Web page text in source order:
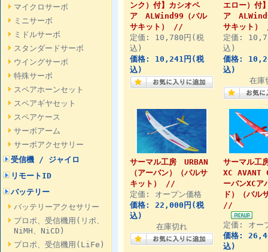
マイクロサーボ
ミニサーボ
ミドルサーボ
スタンダードサーボ
ウイングサーボ
特殊サーボ
スペアホーンセット
スペアギヤセット
スペアケース
サーボアーム
サーボアクセサリー
受信機 / ジャイロ
リモートID
バッテリー
バッテリーアクセサリー
プロポ、受信機用(リポ、
NiMH、NiCD)
プロポ、受信機用(LiFe)
ンク）付】カシオペ
ア ALWind99（バル
サキット） //
定価: 10,780円(税
込)
価格: 10,241円(税
込)
エロー）付
ア
サキット
定価:
込)
価格:
込)
在庫
サーマル工房 URBAN
（アーバン）（バルサ
キット） //
定価: オープン価格
価格: 22,000円(税
込)
在庫切れ
サーマル工
XC AVANT
ーバンXCア
ド）（バル
//
定価: オー
価格:
込)